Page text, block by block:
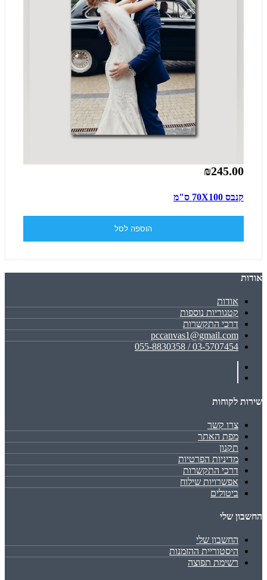
₪245.00
קנבס 70X100 ס"מ
הוספה לסל
אודות
אודות
קטגוריות נוספות
דרכי התקשרות
pccanvas1@gmail.com
03-5707454 / 055-8830358
שירות לקוחות
צרו קשר
מפת האתר
תקנון
מדיניות הפרטיות
דרכי התקשרות
אפשרויות שילוח
ביטולים
החשבון שלי
החשבון שלי
היסטוריית ההזמנות
רשימת תפוצה